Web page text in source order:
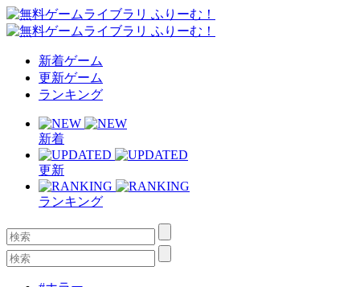
新着ゲーム
更新ゲーム
ランキング
新着
更新
ランキング